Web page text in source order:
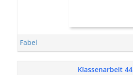
Fabel
Klassenarbeit